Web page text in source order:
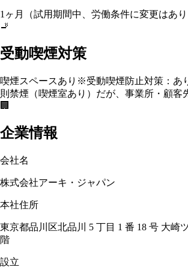
1ヶ月（試用期間中、労働条件に変更はあり
🚬
受動喫煙対策
喫煙スペースあり ※受動喫煙防止対策：
則禁煙（喫煙室あり）だが、事業所・顧客
🏢
企業情報
会社名
株式会社アーキ・ジャパン
本社住所
東京都品川区北品川 5 丁目 1 番 18 号 大崎
階
設立